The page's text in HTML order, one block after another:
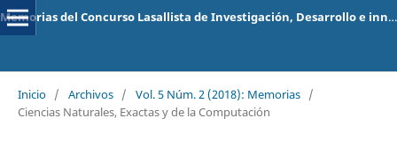
Memorias del Concurso Lasallista de Investigación, Desarrollo e innovación
Inicio / Archivos / Vol. 5 Núm. 2 (2018): Memorias /
Ciencias Naturales, Exactas y de la Computación